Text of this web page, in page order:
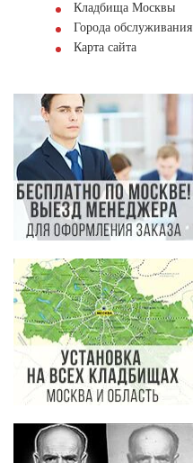
Кладбища Москвы
Города обслуживания
Карта сайта